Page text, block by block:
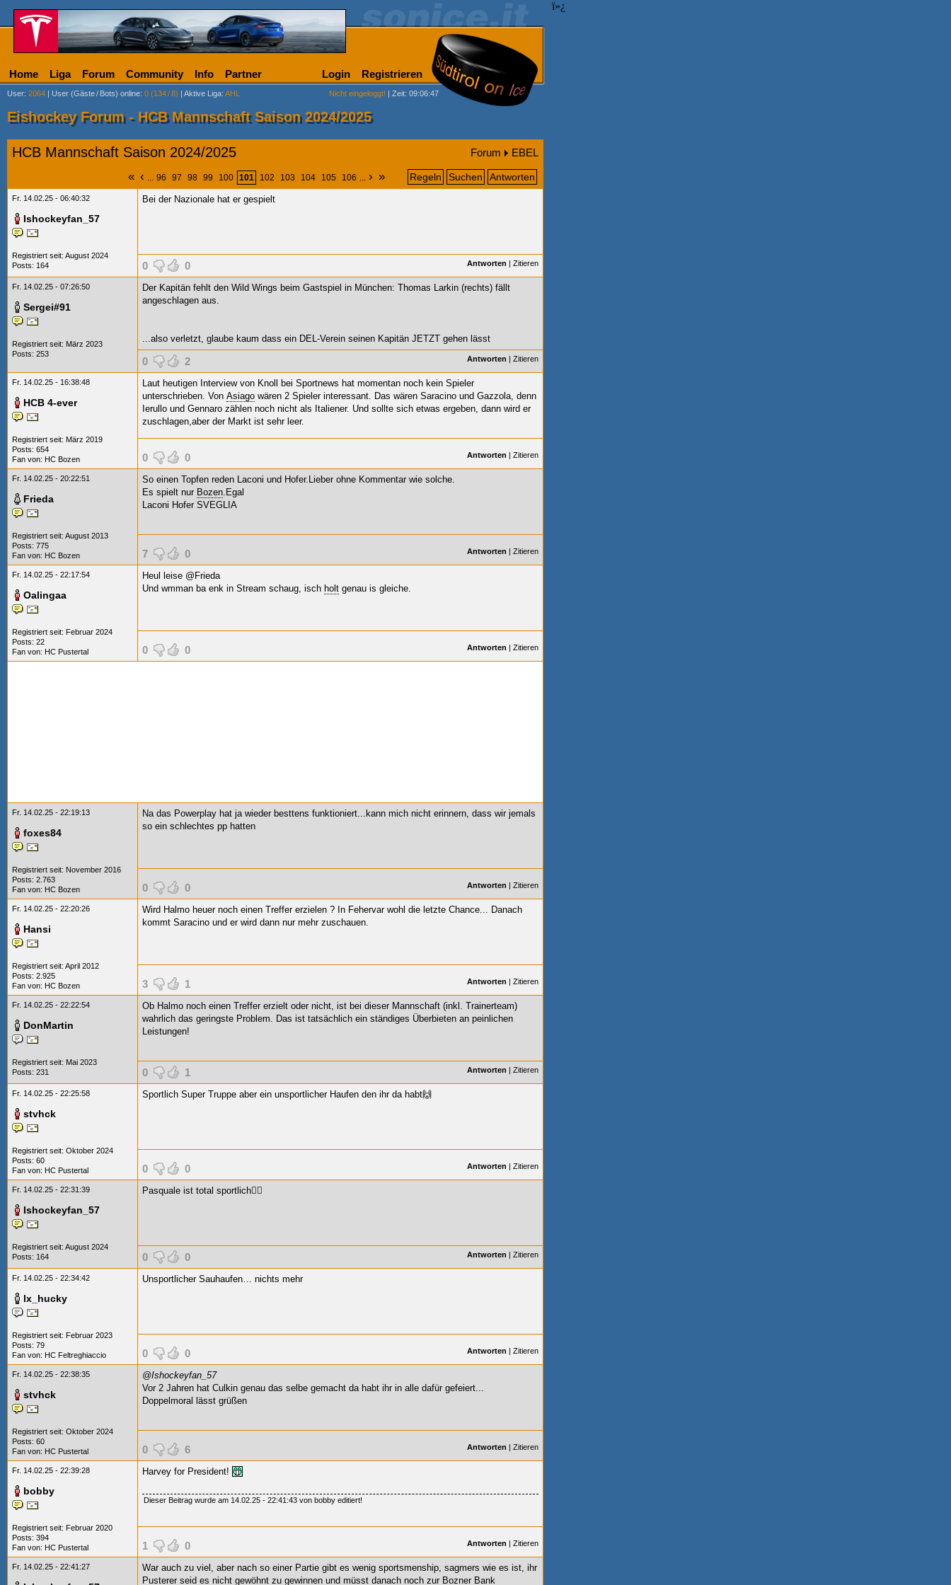
ï»¿
Home Liga Forum Community Info Partner Login Registrieren
User: 2064 | User (Gäste/ Bots) online: 0 (134/8) | Aktive Liga: AHL Nicht eingeloggt! | Zeit: 09:06:47
Eishockey Forum - HCB Mannschaft Saison 2024/2025
HCB Mannschaft Saison 2024/2025 Forum EBEL
« ‹ ... 96 97 98 99 100 101 102 103 104 105 106 ... › » Regeln Suchen Antworten
Fr. 14.02.25 - 06:40:32
Ishockeyfan_57
Registriert seit: August 2024
Posts: 164
Bei der Nazionale hat er gespielt
0 0 Antworten | Zitieren
Fr. 14.02.25 - 07:26:50
Sergei#91
Registriert seit: März 2023
Posts: 253
Der Kapitän fehlt den Wild Wings beim Gastspiel in München: Thomas Larkin (rechts) fällt
angeschlagen aus.
...also verletzt, glaube kaum dass ein DEL-Verein seinen Kapitän JETZT gehen lässt
0 2 Antworten | Zitieren
Fr. 14.02.25 - 16:38:48
HCB 4-ever
Registriert seit: März 2019
Posts: 654
Fan von: HC Bozen
Laut heutigen Interview von Knoll bei Sportnews hat momentan noch kein Spieler
unterschrieben. Von Asiago wären 2 Spieler interessant. Das wären Saracino und Gazzola, denn
Ierullo und Gennaro zählen noch nicht als Italiener. Und sollte sich etwas ergeben, dann wird er
zuschlagen,aber der Markt ist sehr leer.
0 0 Antworten | Zitieren
Fr. 14.02.25 - 20:22:51
Frieda
Registriert seit: August 2013
Posts: 775
Fan von: HC Bozen
So einen Topfen reden Laconi und Hofer.Lieber ohne Kommentar wie solche.
Es spielt nur Bozen.Egal
Laconi Hofer SVEGLIA
7 0 Antworten | Zitieren
Fr. 14.02.25 - 22:17:54
Oalingaa
Registriert seit: Februar 2024
Posts: 22
Fan von: HC Pustertal
Heul leise @Frieda
Und wmman ba enk in Stream schaug, isch holt genau is gleiche.
0 0 Antworten | Zitieren
Fr. 14.02.25 - 22:19:13
foxes84
Registriert seit: November 2016
Posts: 2.763
Fan von: HC Bozen
Na das Powerplay hat ja wieder besttens funktioniert...kann mich nicht erinnern, dass wir jemals
so ein schlechtes pp hatten
0 0 Antworten | Zitieren
Fr. 14.02.25 - 22:20:26
Hansi
Registriert seit: April 2012
Posts: 2.925
Fan von: HC Bozen
Wird Halmo heuer noch einen Treffer erzielen ? In Fehervar wohl die letzte Chance... Danach
kommt Saracino und er wird dann nur mehr zuschauen.
3 1 Antworten | Zitieren
Fr. 14.02.25 - 22:22:54
DonMartin
Registriert seit: Mai 2023
Posts: 231
Ob Halmo noch einen Treffer erzielt oder nicht, ist bei dieser Mannschaft (inkl. Trainerteam)
wahrlich das geringste Problem. Das ist tatsächlich ein ständiges Überbieten an peinlichen
Leistungen!
0 1 Antworten | Zitieren
Fr. 14.02.25 - 22:25:58
stvhck
Registriert seit: Oktober 2024
Posts: 60
Fan von: HC Pustertal
Sportlich Super Truppe aber ein unsportlicher Haufen den ihr da habt🙌
0 0 Antworten | Zitieren
Fr. 14.02.25 - 22:31:39
Ishockeyfan_57
Registriert seit: August 2024
Posts: 164
Pasquale ist total sportlich🤦‍♂️
0 0 Antworten | Zitieren
Fr. 14.02.25 - 22:34:42
lx_hucky
Registriert seit: Februar 2023
Posts: 79
Fan von: HC Feltreghiaccio
Unsportlicher Sauhaufen… nichts mehr
0 0 Antworten | Zitieren
Fr. 14.02.25 - 22:38:35
stvhck
Registriert seit: Oktober 2024
Posts: 60
Fan von: HC Pustertal
@Ishockeyfan_57
Vor 2 Jahren hat Culkin genau das selbe gemacht da habt ihr in alle dafür gefeiert...
Doppelmoral lässt grüßen
0 6 Antworten | Zitieren
Fr. 14.02.25 - 22:39:28
bobby
Registriert seit: Februar 2020
Posts: 394
Fan von: HC Pustertal
Harvey for President!
Dieser Beitrag wurde am 14.02.25 - 22:41:43 von bobby editiert!
1 0 Antworten | Zitieren
Fr. 14.02.25 - 22:41:27
War auch zu viel, aber nach so einer Partie gibt es wenig sportsmenship, sagmers wie es ist, ihr
Pusterer seid es nicht gewöhnt zu gewinnen und müsst danach noch zur Bozner Bank